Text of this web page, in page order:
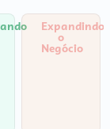
Expandindo
o
Negócio